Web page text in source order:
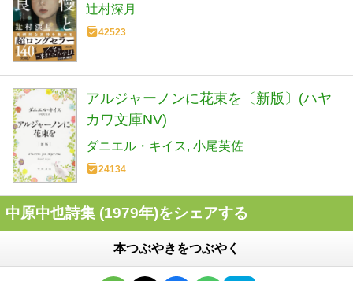
辻村深月
42523
アルジャーノンに花束を〔新版〕(ハヤ
カワ文庫NV)
ダニエル・キイス 小尾芙佐
24134
中原中也詩集 (1979年)をシェアする
本つぶやきをつぶやく